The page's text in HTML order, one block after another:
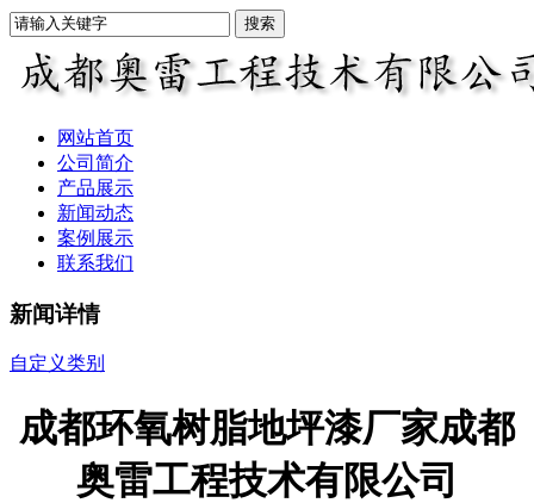
网站首页
公司简介
产品展示
新闻动态
案例展示
联系我们
新闻详情
自定义类别
成都环氧树脂地坪漆厂家成都
奥雷工程技术有限公司